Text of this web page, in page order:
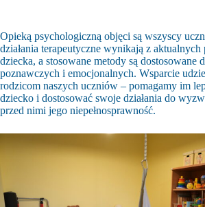
Opieką psychologiczną objęci są wszyscy
działania terapeutyczne wynikają z aktualnych
dziecka, a stosowane metody są dostosowane
poznawczych i emocjonalnych. Wsparcie
rodzicom naszych uczniów – pomagamy im
dziecko i dostosować swoje działania do
przed nimi jego niepełnosprawność.